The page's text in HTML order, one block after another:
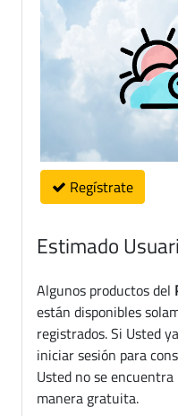
Regístrate
Estimado
Algunos productos del
están disponibles
registrados. Si Usted
iniciar sesión para
Usted no se
manera gratuita.